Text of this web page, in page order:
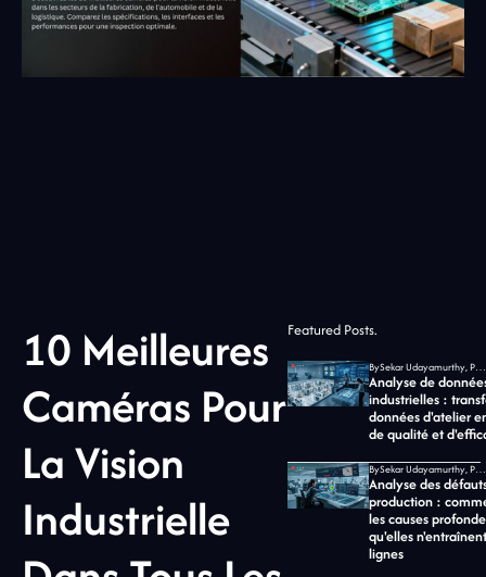
10 Meilleures
Caméras Pour
La Vision
Industrielle
Featured Posts.
By Sekar Udayamurthy, PDG de Jidoka Tech
Analyse de
industrielles :
données d'atelier
de qualité et
By Sekar Udayamurthy, PDG de Jidoka Tech
Analyse des
production :
les causes
qu'elles
lignes